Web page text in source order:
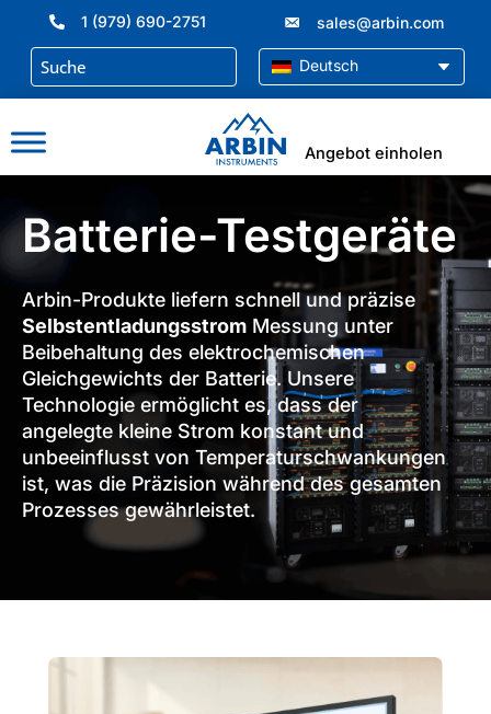
springen
1 (979) 690-2751 sales@arbin.com
Deutsch
Angebot einholen
Batterie-Testgeräte
Arbin-Produkte liefern schnell und präzise
Selbstentladungsstrom Messung unter
Beibehaltung des elektrochemischen
Gleichgewichts der Batterie. Unsere
Technologie ermöglicht es, dass der
angelegte kleine Strom konstant und
unbeeinflusst von Temperaturschwankungen
ist, was die Präzision während des gesamten
Prozesses gewährleistet.